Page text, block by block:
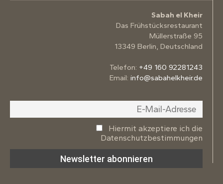
Sabah el Kheir
Das Frühstücksrestaurant
Müllerstraße 95
13349 Berlin, Deutschland
Telefon: +49 160 92281243
Email: info@sabahelkheir.de
Hiermit akzeptiere ich die
Datenschutzbestimmungen